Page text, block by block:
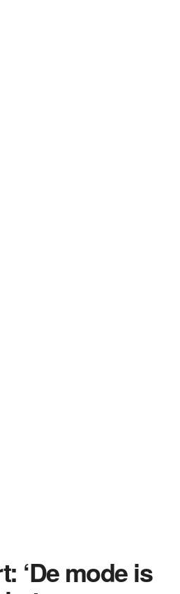
‘De mode is